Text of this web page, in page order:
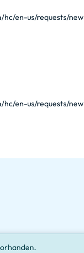
en-us/requests/new
en-us/requests/new